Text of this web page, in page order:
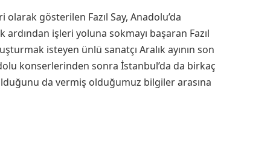
gösterilen Fazıl Say, Anadolu’da
ardından işleri yoluna sokmayı başaran Fazıl
isteyen ünlü sanatçı Aralık ayının son
konserlerinden sonra İstanbul’da da birkaç
da vermiş olduğumuz bilgiler arasına